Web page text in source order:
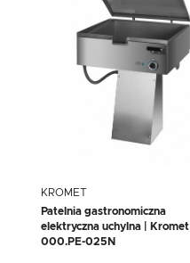
KROMET
Patelnia gastronomiczna
elektryczna uchylna | Kromet
000.PE-025N